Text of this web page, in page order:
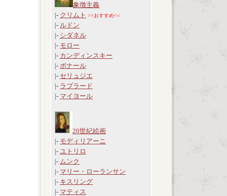
象徴主義
|- クリムト >>おすすめ<<
|- ルドン
|- シダネル
|- モロー
|- カンディンスキー
|- ボナール
|- セリュジエ
|- ラプラード
|- マイヨール
20世紀絵画
|- モディリアーニ
|- ユトリロ
|- ムンク
|- マリー・ローランサン
|- キスリング
|- マティス